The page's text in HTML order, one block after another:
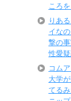
ころ
りあ
イな
撃の
性愛疑
コム
大学
てる